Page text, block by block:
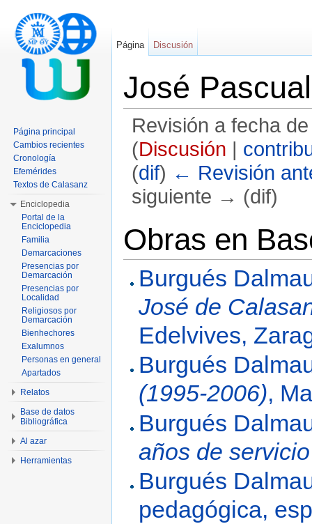
José
Revisión a fecha
(Discusión |
(dif) ← Revisión
siguiente → (dif)
Obras en
Burgués
José de
Edelvives,
Burgués
(1995-2006),
Burgués
años de
Burgués
pedagógica,
Página Discusión
Página principal
Cambios recientes
Cronología
Efemérides
Textos de Calasanz
Enciclopedia
Portal de la
Enciclopedia
Familia
Demarcaciones
Presencias por
Demarcación
Presencias por
Localidad
Religiosos por
Demarcación
Bienhechores
Exalumnos
Personas en general
Apartados
Relatos
Base de datos
Bibliográfica
Al azar
Herramientas